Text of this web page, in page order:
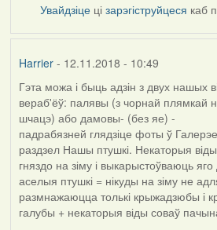
Увайдзіце цізарэгіструйцеся каб
Harrier- 12.11.2018 - 10:49
Гэта можа і быць адзін з двух нашых
вераб'ёў: палявы (з чорнай плямкай
шчацэ) або дамовы- (без яе) -
падрабязней глядзіце фоты ў
раздзел Нашы птушкі. Некаторыя
гняздо на зіму і выкарыстоўваюць
аселыя птушкі = нікуды на зіму не
размнажаюцца толькі крыжадзюбы і
галубы + некаторыя віды соваў